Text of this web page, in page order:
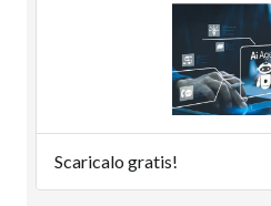
Scaricalo gratis!